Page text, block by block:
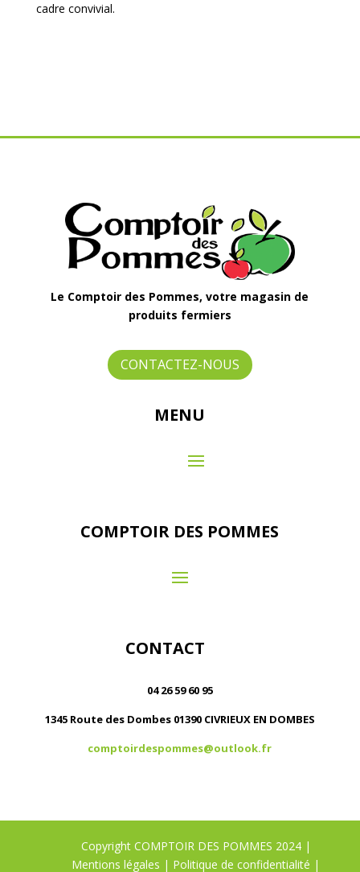
cadre convivial.
Le Comptoir des Pommes, votre magasin de
produits fermiers
CONTACTEZ-NOUS
MENU
COMPTOIR DES POMMES
CONTACT
04 26 59 60 95
1345 Route des Dombes 01390 CIVRIEUX EN DOMBES
comptoirdespommes@outlook.fr
Copyright COMPTOIR DES POMMES 2024 |
Mentions légales | Politique de confidentialité |